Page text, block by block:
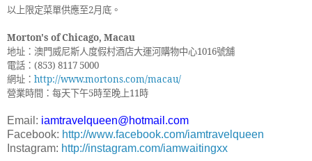
以上限定菜單供應至2月底。
Morton's of Chicago, Macau
地址： 澳門威尼斯人度假村酒店大運河購物中心1016號舖
電話： (853) 8117 5000
網址： http://www.mortons.com/macau/
營業時間：每天下午5時至晚上11時
Email: iamtravelqueen@hotmail.com
Facebook: http://www.facebook.com/iamtravelqueen
Instagram: http://instagram.com/iamwaitingxx